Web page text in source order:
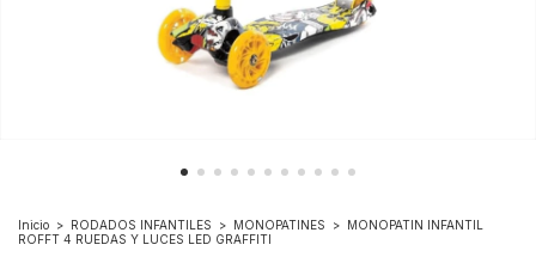
Inicio > RODADOS INFANTILES > MONOPATINES > MONOPATIN INFANTIL
ROFFT 4 RUEDAS Y LUCES LED GRAFFITI